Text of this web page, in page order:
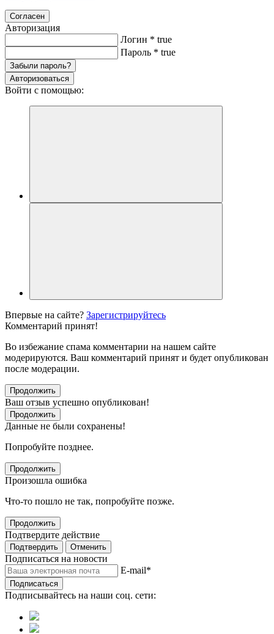
Согласен
Авторизация
Логин * true
Пароль * true
Забыли пароль?
Авторизоваться
Войти с помощью:
Впервые на сайте? Зарегистрируйтесь
Комментарий принят!
Во избежание спама комментарии на нашем сайте
модерируются. Ваш комментарий принят и будет опубликован
после модерации.
Продолжить
Ваш отзыв успешно опубликован!
Продолжить
Данные не были сохранены!
Попробуйте позднее.
Продолжить
Произошла ошибка
Что-то пошло не так, попробуйте позже.
Продолжить
Подтвердите действие
Подтвердить Отменить
Подписаться на новости
E-mail*
Подписаться
Подписывайтесь на наши соц. сети: